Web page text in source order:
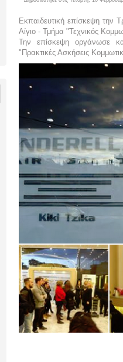
Εκπαιδευτική επίσκεψη την
Αίγιο - Τμήμα "Τεχνικός
Την επίσκεψη οργάνωσε
"Πρακτικές Ασκήσεις